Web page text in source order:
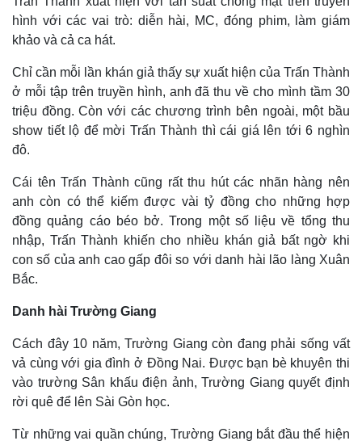
hình với các vai trò: diễn hài, MC, đóng phim, làm giám
khảo và cả ca hát.
Chỉ cần mỗi lần khán giả thấy sự xuất hiện của Trấn Thành
ở mỗi tập trên truyền hình, anh đã thu về cho mình tầm 30
triệu đồng. Còn với các chương trình bên ngoài, một bầu
show tiết lộ để mời Trấn Thành thì cái giá lên tới 6 nghìn
đô.
Cái tên Trấn Thành cũng rất thu hút các nhãn hàng nên
anh còn có thể kiếm được vài tỷ đồng cho những hợp
đồng quảng cáo béo bở. Trong một số liệu về tổng thu
nhập, Trấn Thành khiến cho nhiều khán giả bất ngờ khi
con số của anh cao gấp đôi so với danh hài lão làng Xuân
Bắc.
Danh hài Trường Giang
Cách đây 10 năm, Trường Giang còn đang phải sống vất
vả cùng với gia đình ở Đồng Nai. Được bạn bè khuyên thi
vào trường Sân khấu điện ảnh, Trường Giang quyết định
rời quê để lên Sài Gòn học.
Từ những vai quần chúng, Trường Giang bắt đầu thể hiện